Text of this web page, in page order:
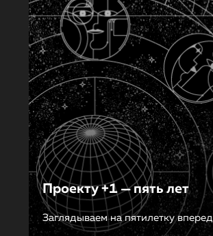
Проекту +1 — пять лет
Заглядываем на пятилетку вперед